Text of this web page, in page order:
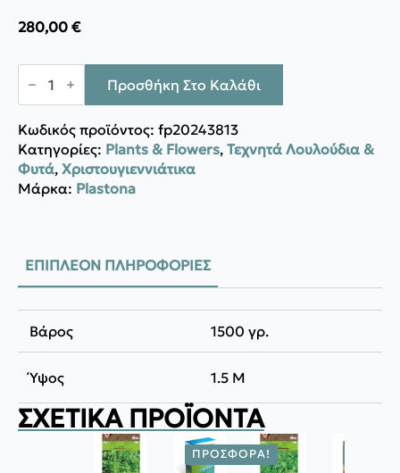
280,00 €
Plastona
Δένδρο
ARCALOD
1.50M
ποσότητα
Προσθήκη Στο Καλάθι
Κωδικός προϊόντος: fp20243813
Κατηγορίες: Plants & Flowers, Τεχνητά Λουλούδια &
Φυτά, Χριστουγιεννιάτικα
Μάρκα: Plastona
ΕΠΙΠΛΈΟΝ ΠΛΗΡΟΦΟΡΊΕΣ
Βάρος 1500 γρ.
Ύψος 1.5 M
ΣΧΕΤΙΚΆ ΠΡΟΪΌΝΤΑ
ΠΡΟΣΦΟΡΆ!